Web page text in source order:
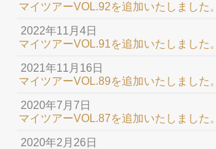
マイツアーVOL.92を追加いたしました。
2022年11月4日
マイツアーVOL.91を追加いたしました。
2021年11月16日
マイツアーVOL.89を追加いたしました。
2020年7月7日
マイツアーVOL.87を追加いたしました。
2020年2月26日